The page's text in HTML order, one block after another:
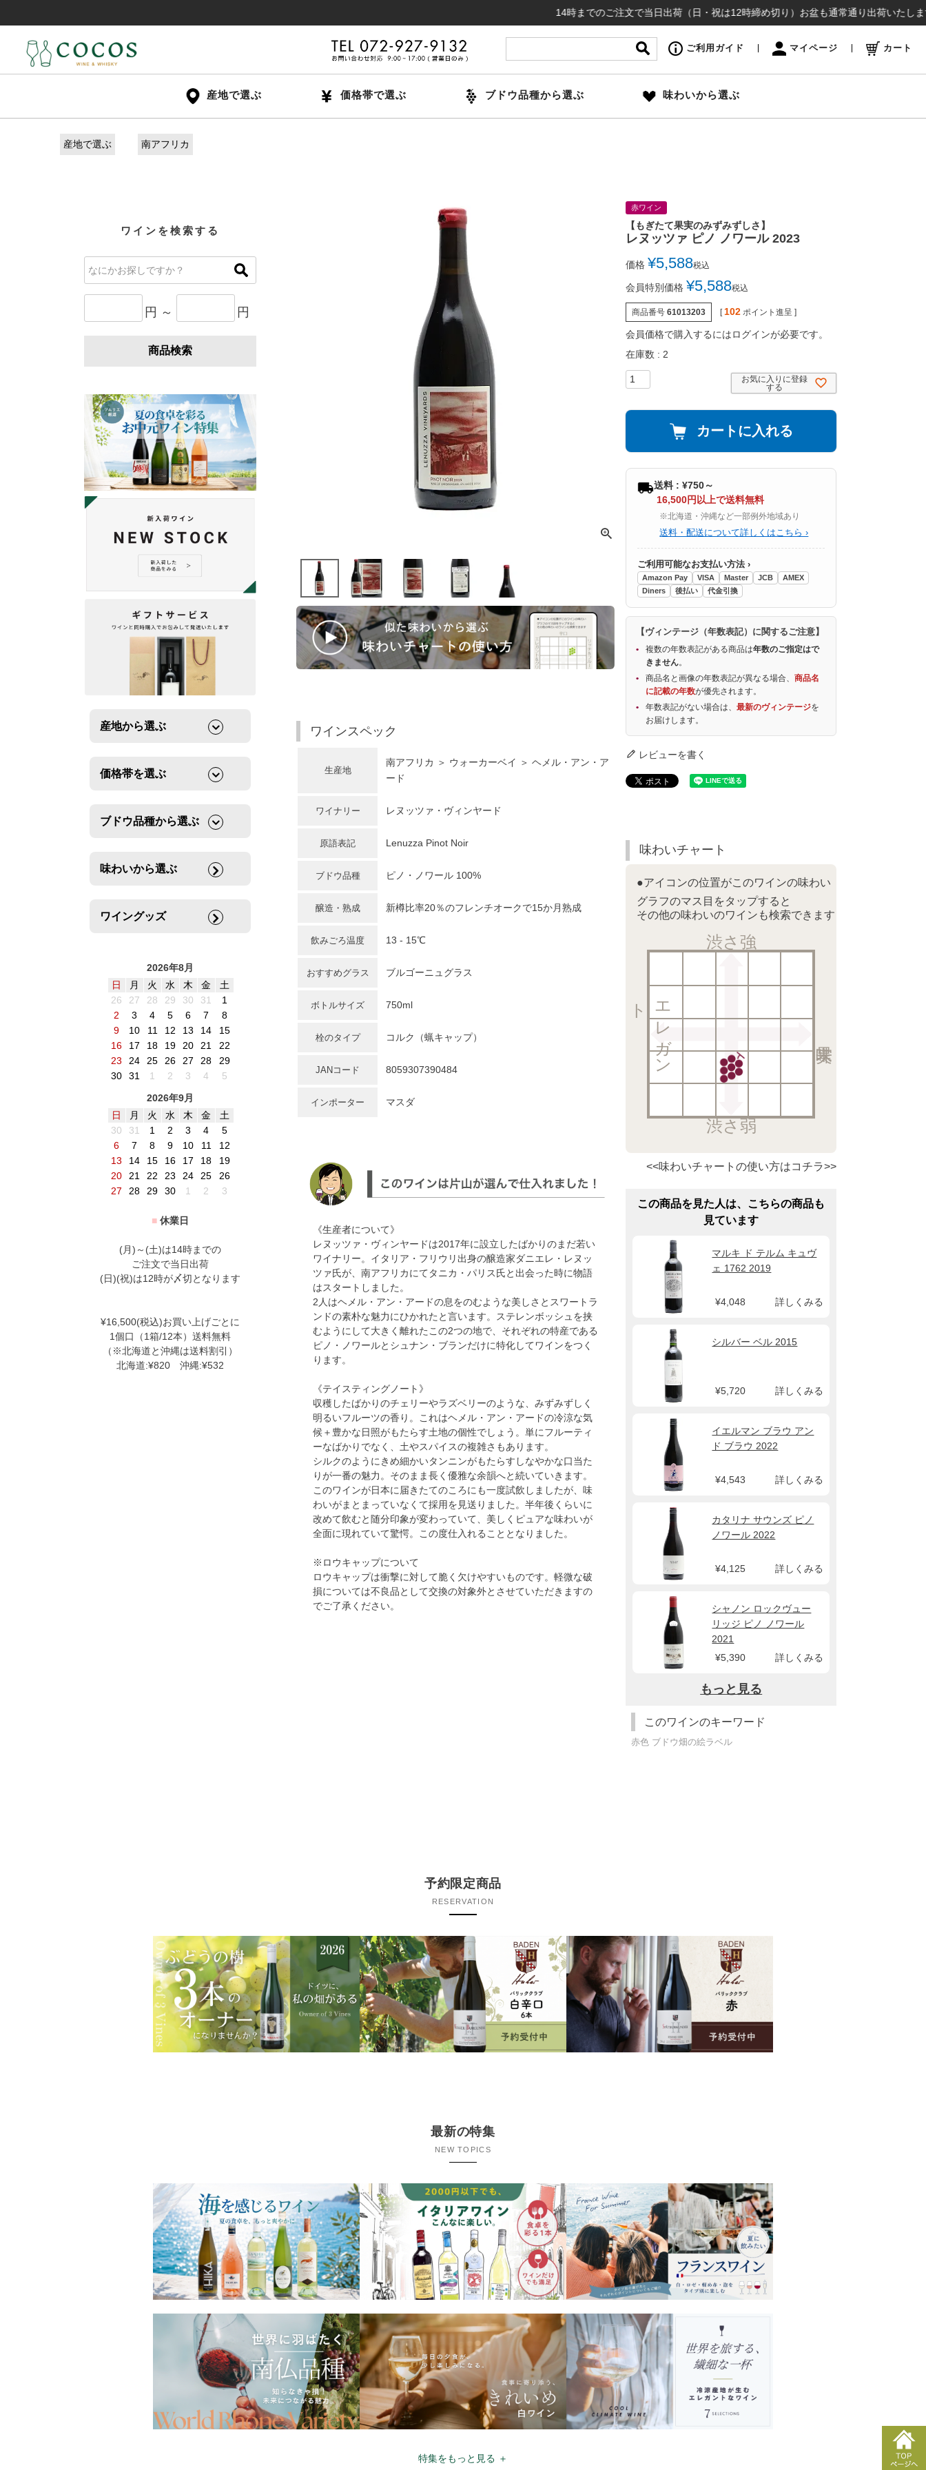
14時までのご注文で当日出荷（日・祝は12時締め切り）お盆も通常通り出荷いたします
ご利用ガイド マイページ カート
産地で選ぶ 価格帯で選ぶ ブドウ品種から選ぶ 味わいから選ぶ
産地で選ぶ 南アフリカ
ワインを検索する
円 ～ 円
商品検索
産地から選ぶ
価格帯を選ぶ
ブドウ品種から選ぶ
味わいから選ぶ
ワイングッズ
2026年8月
日
月 火 水 木 金
土
26
27 28 29 30 31
1
2
3 4 5 6 7
8
9
10 11 12 13 14
15
16
17 18 19 20 21
22
23
24 25 26 27 28
29
30
31 1 2 3 4
5
2026年9月
日
月 火 水 木 金
土
30
31 1 2 3 4
5
6
7 8 9 10 11
12
13
14 15 16 17 18
19
20
21 22 23 24 25
26
27
28 29 30 1 2 3
■ 休業日
(月)～(土)は14時までの
ご注文で当日出荷
(日)(祝)は12時が〆切となります
¥16,500(税込)お買い上げごとに
1個口（1箱/12本）送料無料
（※北海道と沖縄は送料割引）
北海道:¥820 沖縄:¥532
ワインスペック
生産地
南アフリカ ＞ ウォーカーベイ ＞ ヘメル・アン・ア
ード
ワイナリー レヌッツァ・ヴィンヤード
原語表記 Lenuzza Pinot Noir
ブドウ品種 ピノ・ノワール 100%
醸造・熟成 新樽比率20％のフレンチオークで15か月熟成
飲みごろ温度 13 - 15℃
おすすめグラス ブルゴーニュグラス
ボトルサイズ 750ml
栓のタイプ コルク（蝋キャップ）
JANコード 8059307390484
インポーター マスダ
《生産者について》
レヌッツァ・ヴィンヤードは2017年に設立したばかりのまだ若い
ワイナリー。イタリア・フリウリ出身の醸造家ダニエレ・レヌッ
ツァ氏が、南アフリカにてタニカ・パリス氏と出会った時に物語
はスタートしました。
2人はヘメル・アン・アードの息をのむような美しさとスワートラ
ンドの素朴な魅力にひかれたと言います。ステレンボッシュを挟
むようにして大きく離れたこの2つの地で、それぞれの特産である
ピノ・ノワールとシュナン・ブランだけに特化してワインをつく
ります。
《テイスティングノート》
収穫したばかりのチェリーやラズベリーのような、みずみずしく
明るいフルーツの香り。これはヘメル・アン・アードの冷涼な気
候＋豊かな日照がもたらす土地の個性でしょう。単にフルーティ
ーなばかりでなく、土やスパイスの複雑さもあります。
シルクのようにきめ細かいタンニンがもたらすしなやかな口当た
りが一番の魅力。そのまま長く優雅な余韻へと続いていきます。
このワインが日本に届きたてのころにも一度試飲しましたが、味
わいがまとまっていなくて採用を見送りました。半年後くらいに
改めて飲むと随分印象が変わっていて、美しくピュアな味わいが
全面に現れていて驚愕。この度仕入れることとなりました。
※ロウキャップについて
ロウキャップは衝撃に対して脆く欠けやすいものです。軽微な破
損については不良品として交換の対象外とさせていただきますの
でご了承ください。
赤ワイン
【もぎたて果実のみずみずしさ】
レヌッツァ ピノ ノワール 2023
価格 ¥5,588税込
会員特別価格 ¥5,588税込
商品番号 61013203 [ 102 ポイント進呈 ]
会員価格で購入するにはログインが必要です。
在庫数
2
お気に入りに登録
する
カートに入れる
送料 : ¥750～
16,500円以上で送料無料
※北海道・沖縄など一部例外地域あり
送料・配送について詳しくはこちら ›
ご利用可能なお支払い方法 ›
Amazon Pay VISA Master JCB
AMEX
Diners
後払い 代金引換
【ヴィンテージ（年数表記）に関するご注意】
複数の年数表記がある商品は年数のご指定はで
きません。
商品名と画像の年数表記が異なる場合、商品名
に記載の年数が優先されます。
年数表記がない場合は、最新のヴィンテージを
お届けします。
レビューを書く
味わいチャート
●アイコンの位置がこのワインの味わい
グラフのマス目をタップすると
その他の味わいのワインも検索できます
渋さ強
渋さ弱
エ
レ
ガ
ン
ト
<<味わいチャートの使い方はコチラ>>
この商品を見た人は、こちらの商品も
見ています
マルキ ド テルム キュヴ
ェ 1762 2019
¥4,048 詳しくみる
シルバー ベル 2015
¥5,720 詳しくみる
イエルマン ブラウ アン
ド ブラウ 2022
¥4,543 詳しくみる
カタリナ サウンズ ピノ
ノワール 2022
¥4,125 詳しくみる
シャノン ロックヴュー
リッジ ピノ ノワール
2021
¥5,390
詳しくみる
もっと見る
このワインのキーワード
赤色 ブドウ畑の絵ラベル
予約限定商品
RESERVATION
最新の特集
NEW TOPICS
特集をもっと見る ＋